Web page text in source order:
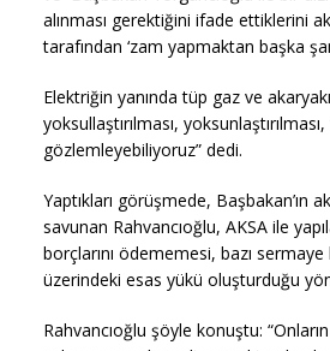
alınması gerektiğini ifade ettiklerini
tarafından ‘zam yapmaktan başka
Elektriğin yanında tüp gaz ve
yoksullaştırılması,
gözlemleyebiliyoruz” dedi.
Yaptıkları görüşmede, Başbakan’ın
savunan Rahvancıoğlu, AKSA ile
borçlarını ödememesi, bazı
üzerindeki esas yükü oluşturduğu
Rahvancıoğlu şöyle konuştu: